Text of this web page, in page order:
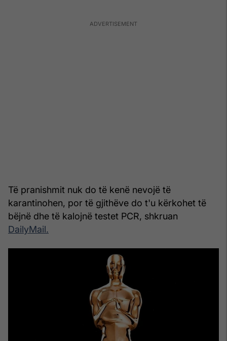
Të pranishmit nuk do të kenë nevojë të
karantinohen, por të gjithëve do t'u kërkohet të
bëjnë dhe të kalojnë testet PCR, shkruan
DailyMail.